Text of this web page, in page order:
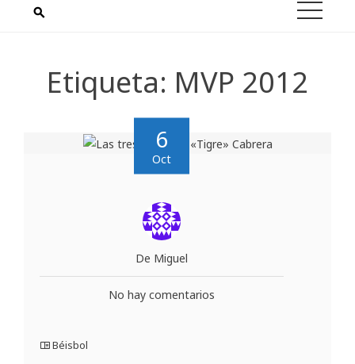
Etiqueta: MVP 2012
6
Oct
De Miguel
No hay comentarios
Béisbol